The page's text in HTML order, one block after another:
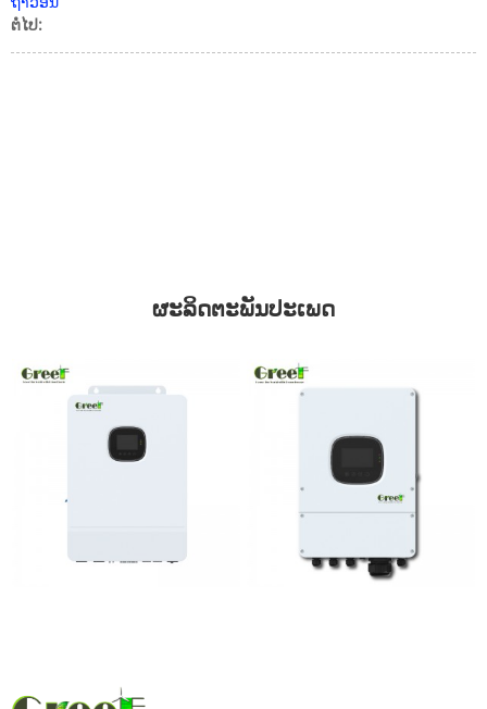
ຕໍ່ໄປ:
ຜະລິດຕະພັນປະເພດ